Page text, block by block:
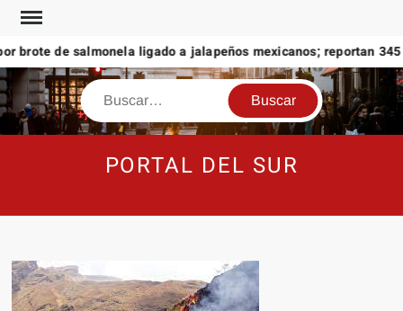
Saltar
contenido
brote de salmonela ligado a jalapeños mexicanos; reportan 345
Buscar
PORTAL DEL SUR